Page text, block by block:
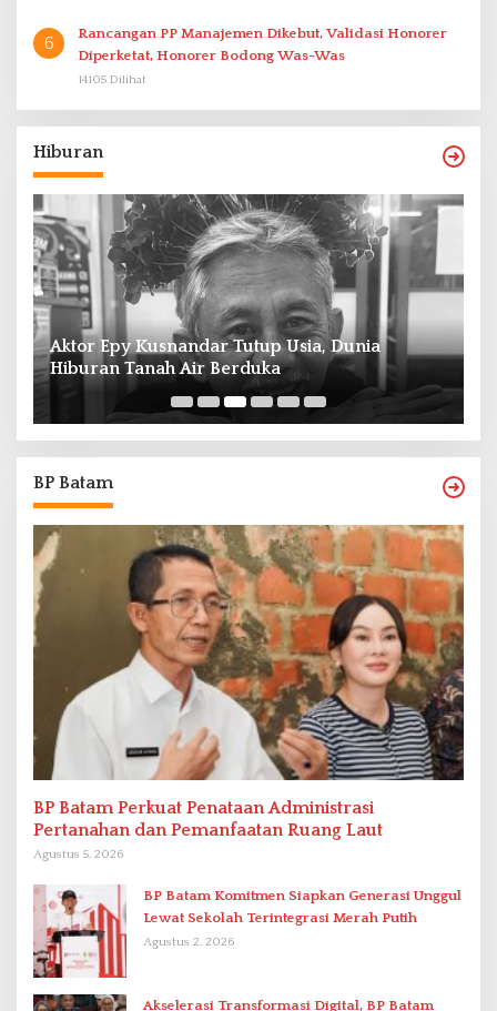
6
Rancangan PP Manajemen Dikebut, Validasi Honorer
Diperketat, Honorer Bodong Was-Was
14105 Dilihat
Hiburan
Aktor Epy Kusnandar Tutup Usia, Dunia
Hiburan Tanah Air Berduka
BP Batam
BP Batam Perkuat Penataan Administrasi
Pertanahan dan Pemanfaatan Ruang Laut
Agustus 5, 2026
BP Batam Komitmen Siapkan Generasi Unggul
Lewat Sekolah Terintegrasi Merah Putih
Agustus 2, 2026
Akselerasi Transformasi Digital, BP Batam